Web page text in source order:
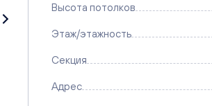
Высота потолков
Этаж/этажность
Секция
Адрес